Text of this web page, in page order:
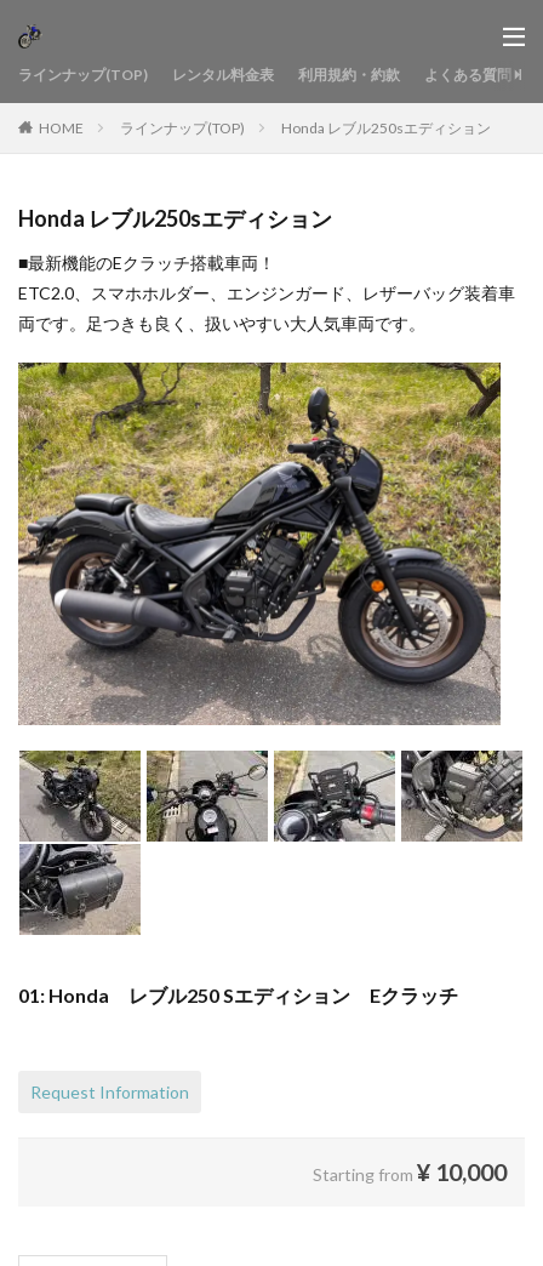
ラインナップ(TOP) レンタル料金表 利用規約・約款 よくある質問
HOME ラインナップ(TOP) Honda レブル250sエディション
Honda レブル250sエディション
■最新機能のEクラッチ搭載車両！
ETC2.0、スマホホルダー、エンジンガード、レザーバッグ装着車
両です。足つきも良く、扱いやすい大人気車両です。
01: Honda レブル250 Sエディション Eクラッチ
Request Information
Starting from ¥ 10,000